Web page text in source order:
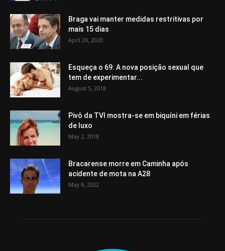
Braga vai manter medidas restritivas por
mais 15 dias
April 29, 2020
Esqueça o 69. A nova posição sexual que
tem de experimentar...
August 5, 2018
Pivô da TVI mostra-se em biquíni em férias
de luxo
May 2, 2018
Bracarense morre em Caminha após
acidente de mota na A28
May 8, 2022